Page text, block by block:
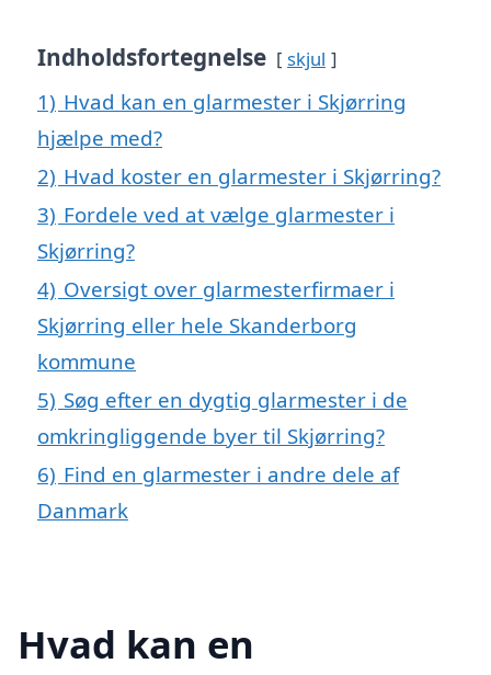
Indholdsfortegnelse skjul
1) Hvad kan en glarmester i Skjørring
hjælpe med?
2) Hvad koster en glarmester i Skjørring?
3) Fordele ved at vælge glarmester i
Skjørring?
4) Oversigt over glarmesterfirmaer i
Skjørring eller hele Skanderborg
kommune
5) Søg efter en dygtig glarmester i de
omkringliggende byer til Skjørring?
6) Find en glarmester i andre dele af
Danmark
Hvad kan en